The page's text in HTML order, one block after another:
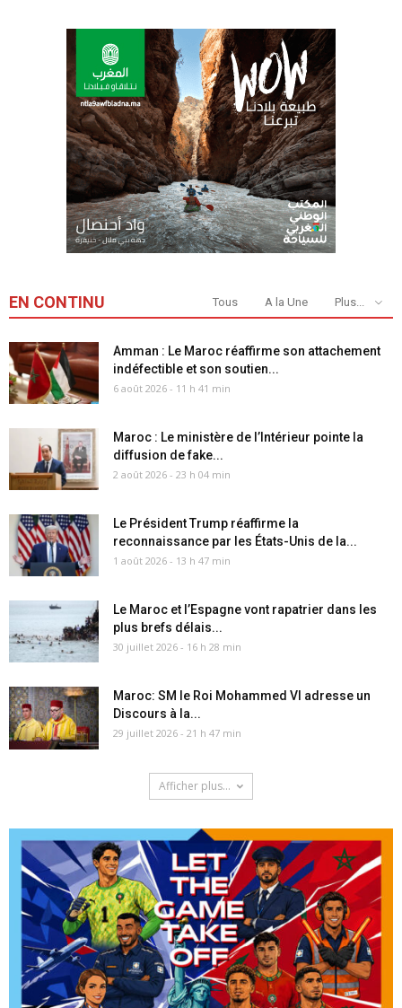
EN CONTINU Tous A la Une Plus...
Amman : Le Maroc réaffirme son attachement
indéfectible et son soutien...
6 août 2026 - 11 h 41 min
Maroc : Le ministère de l’Intérieur pointe la
diffusion de fake...
2 août 2026 - 23 h 04 min
Le Président Trump réaffirme la
reconnaissance par les États-Unis de la...
1 août 2026 - 13 h 47 min
Le Maroc et l’Espagne vont rapatrier dans les
plus brefs délais...
30 juillet 2026 - 16 h 28 min
Maroc: SM le Roi Mohammed VI adresse un
Discours à la...
29 juillet 2026 - 21 h 47 min
Afficher plus...